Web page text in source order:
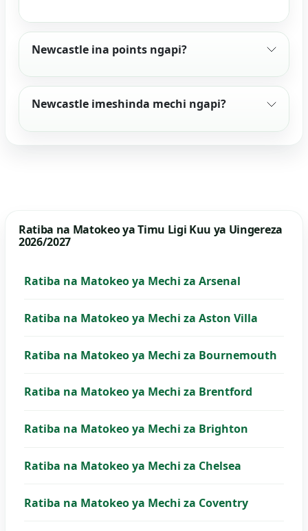
Newcastle ina points ngapi?
Newcastle imeshinda mechi ngapi?
Ratiba na Matokeo ya Timu Ligi Kuu ya Uingereza
2026/2027
Ratiba na Matokeo ya Mechi za Arsenal
Ratiba na Matokeo ya Mechi za Aston Villa
Ratiba na Matokeo ya Mechi za Bournemouth
Ratiba na Matokeo ya Mechi za Brentford
Ratiba na Matokeo ya Mechi za Brighton
Ratiba na Matokeo ya Mechi za Chelsea
Ratiba na Matokeo ya Mechi za Coventry